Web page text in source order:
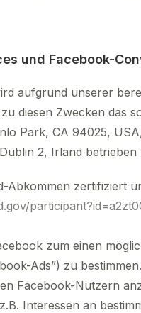
und Facebook-
aufgrund unserer
diesen Zwecken das
Park, CA 94025,
2, Irland betrieben
Abkommen zertifiziert
zum einen
Ads”) zu
Facebook-Nutzern
Interessen an